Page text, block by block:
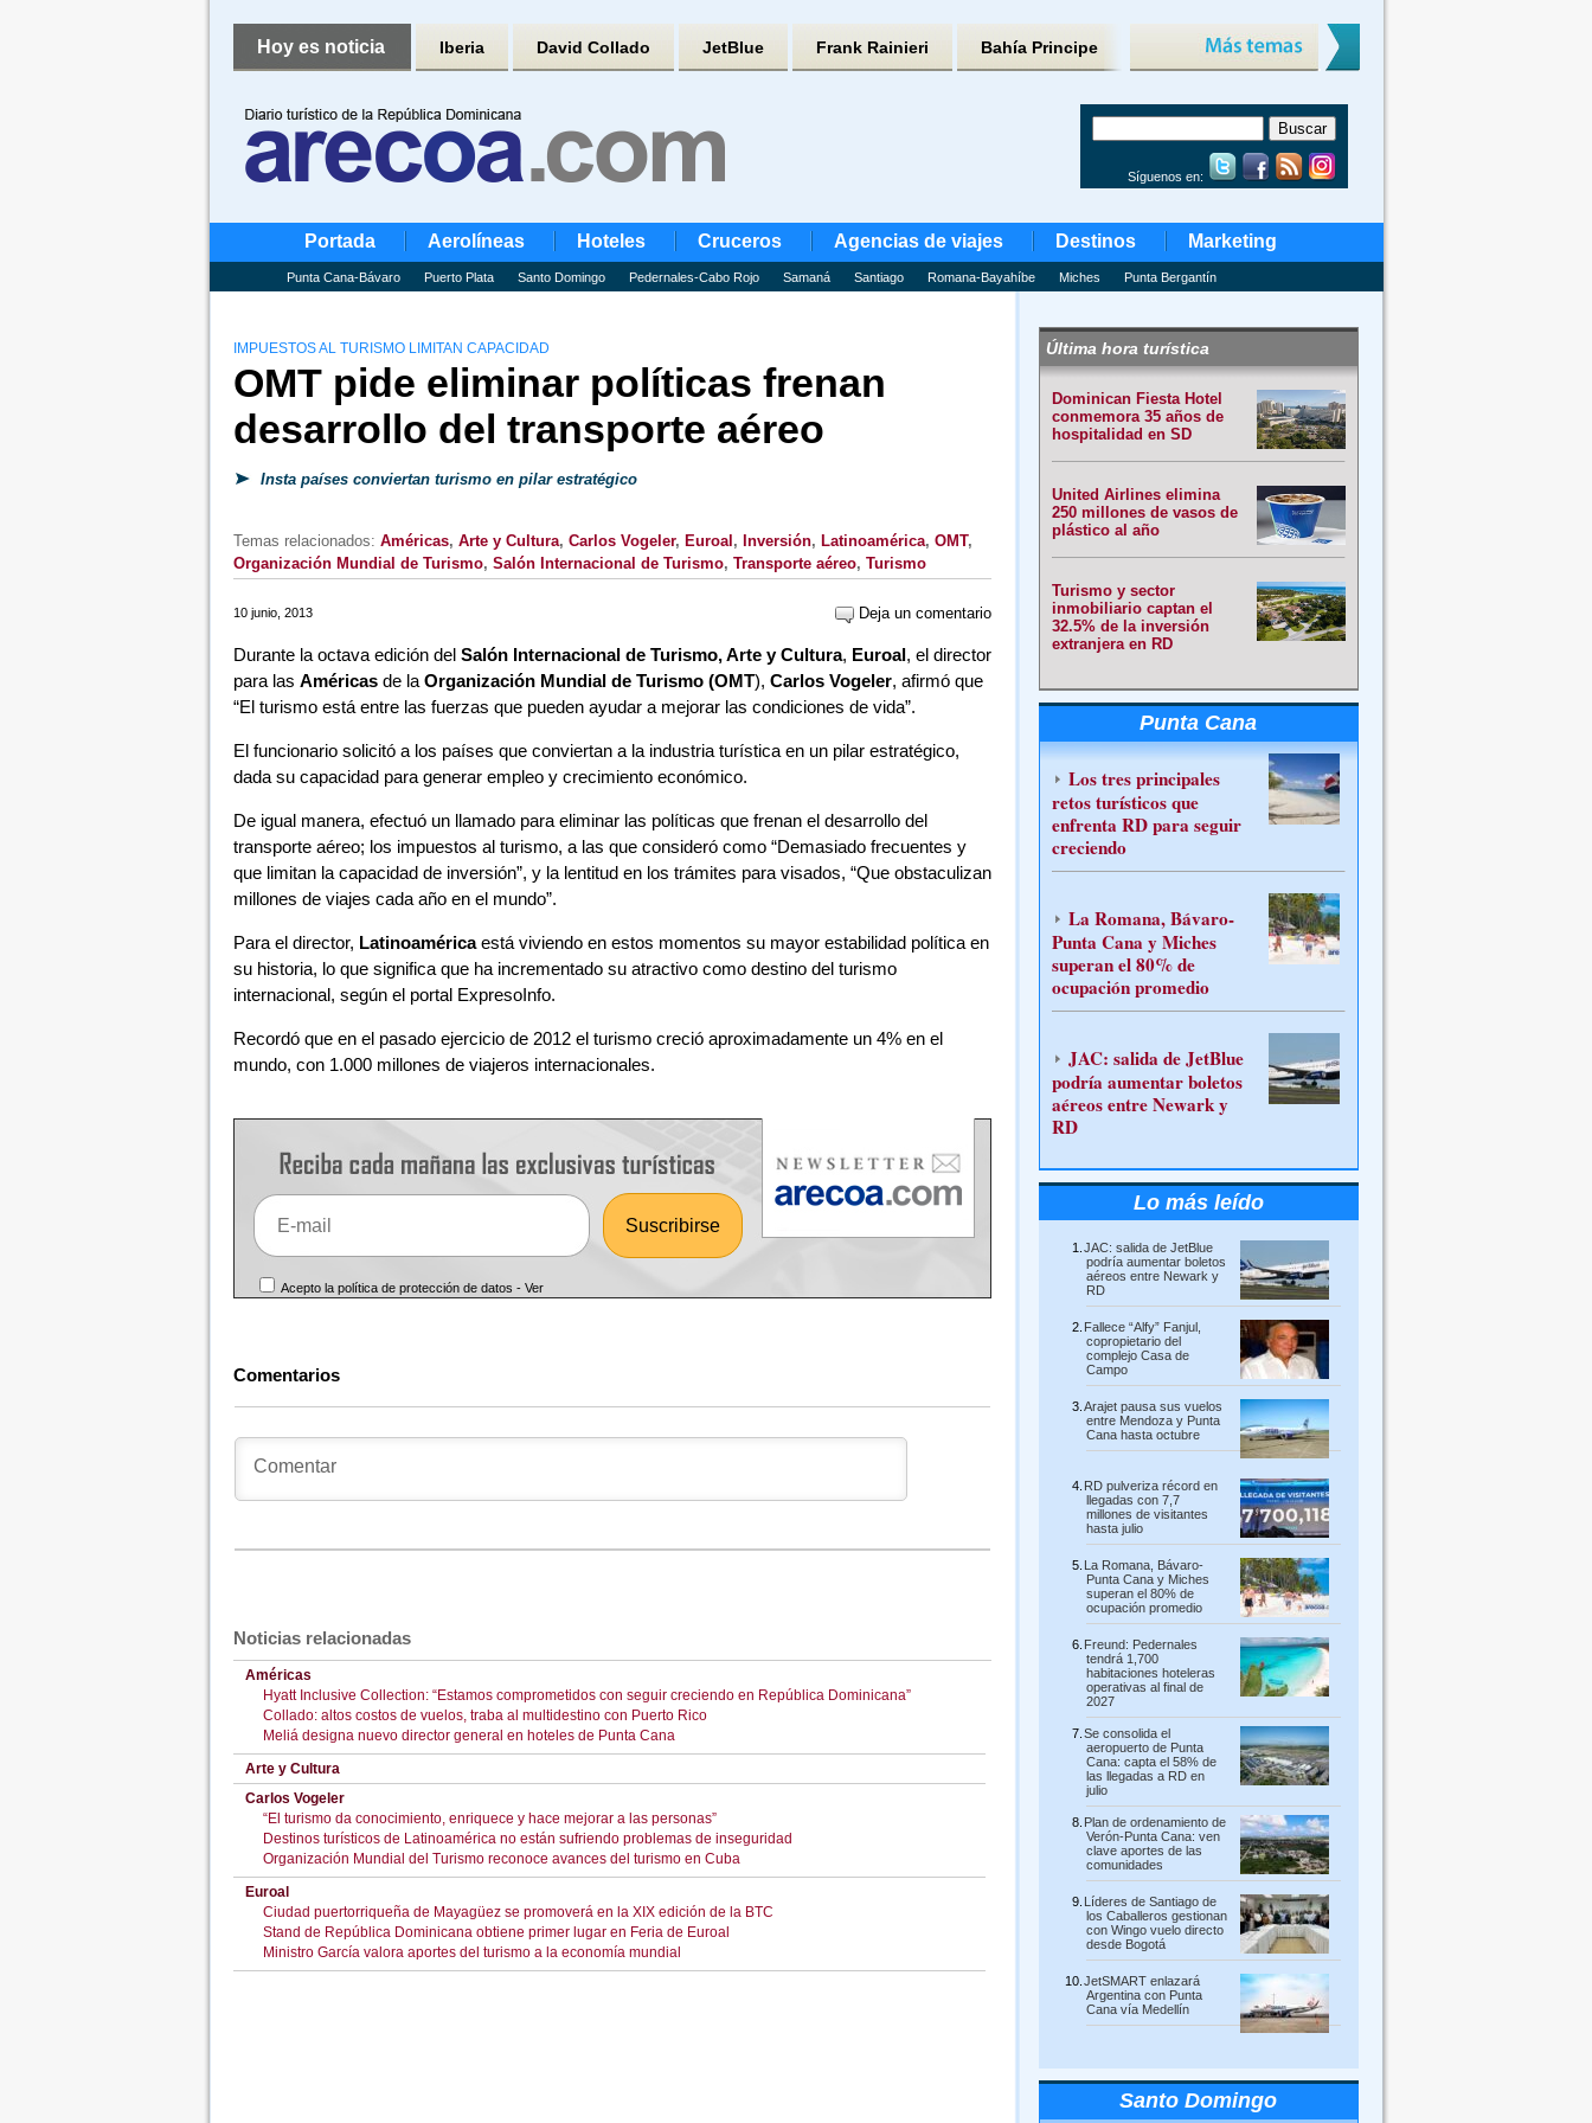
Hoy es noticia Iberia David Collado JetBlue Frank Rainieri Bahía Principe
Síguenos en:
Portada Aerolíneas Hoteles Cruceros Agencias de viajes Destinos Marketing
Punta Cana-Bávaro Puerto Plata Santo Domingo Pedernales-Cabo Rojo Samaná Santiago Romana-Bayahíbe Miches Punta Bergantín
IMPUESTOS AL TURISMO LIMITAN CAPACIDAD
OMT pide eliminar políticas frenan
desarrollo del transporte aéreo
Insta países conviertan turismo en pilar estratégico
Temas relacionados: Américas, Arte y Cultura, Carlos Vogeler, Euroal , Inversión, Latinoamérica, OMT,
Organización Mundial de Turismo, Salón Internacional de Turismo, Transporte aéreo, Turismo
10 junio, 2013 Deja un comentario
Durante la octava edición del Salón Internacional de Turismo, Arte y Cultura, Euroal, el director
para las Américasde la Organización Mundial de Turismo (OMT), Carlos Vogeler, afirmó que
“El turismo está entre las fuerzas que pueden ayudar a mejorar las condiciones de vida”.
El funcionario solicitó a los países que conviertan a la industria turística en un pilar estratégico,
dada su capacidad para generar empleo y crecimiento económico.
De igual manera, efectuó un llamado para eliminar las políticas que frenan el desarrollo del
transporte aéreo; los impuestos al turismo, a las que consideró como “Demasiado frecuentes y
que limitan la capacidad de inversión”, y la lentitud en los trámites para visados, “Que obstaculizan
millones de viajes cada año en el mundo”.
Para el director, Latinoaméricaestá viviendo en estos momentos su mayor estabilidad política en
su historia, lo que significa que ha incrementado su atractivo como destino del turismo
internacional, según el portal ExpresoInfo.
Recordó que en el pasado ejercicio de 2012 el turismo creció aproximadamente un 4% en el
mundo, con 1.000 millones de viajeros internacionales.
Acepto la política de protección de datos -Ver
Comentarios
Noticias relacionadas
Américas
Hyatt Inclusive Collection: “Estamos comprometidos con seguir creciendo en República Dominicana”
Collado: altos costos de vuelos, traba al multidestino con Puerto Rico
Meliá designa nuevo director general en hoteles de Punta Cana
Arte y Cultura
Carlos Vogeler
“El turismo da conocimiento, enriquece y hace mejorar a las personas”
Destinos turísticos de Latinoamérica no están sufriendo problemas de inseguridad
Organización Mundial del Turismo reconoce avances del turismo en Cuba
Euroal
Ciudad puertorriqueña de Mayagüez se promoverá en la XIX edición de la BTC
Stand de República Dominicana obtiene primer lugar en Feria de Euroal
Ministro García valora aportes del turismo a la economía mundial
Última hora turística
Dominican Fiesta Hotel
conmemora 35 años de
hospitalidad en SD
United Airlines elimina
250 millones de vasos de
plástico al año
Turismo y sector
inmobiliario captan el
32.5% de la inversión
extranjera en RD
Punta Cana
Los tres principales
retos turísticos que
enfrenta RD para seguir
creciendo
La Romana, Bávaro-
Punta Cana y Miches
superan el 80% de
ocupación promedio
JAC: salida de JetBlue
podría aumentar boletos
aéreos entre Newark y
RD
Lo más leído
JAC: salida de JetBlue
podría aumentar boletos
aéreos entre Newark y
RD
Fallece “Alfy” Fanjul,
copropietario del
complejo Casa de
Campo
Arajet pausa sus vuelos
entre Mendoza y Punta
Cana hasta octubre
RD pulveriza récord en
llegadas con 7,7
millones de visitantes
hasta julio
La Romana, Bávaro-
Punta Cana y Miches
superan el 80% de
ocupación promedio
Freund: Pedernales
tendrá 1,700
habitaciones hoteleras
operativas al final de
2027
Se consolida el
aeropuerto de Punta
Cana: capta el 58% de
las llegadas a RD en
julio
Plan de ordenamiento de
Verón-Punta Cana: ven
clave aportes de las
comunidades
Líderes de Santiago de
los Caballeros gestionan
con Wingo vuelo directo
desde Bogotá
JetSMART enlazará
Argentina con Punta
Cana vía Medellín
Santo Domingo